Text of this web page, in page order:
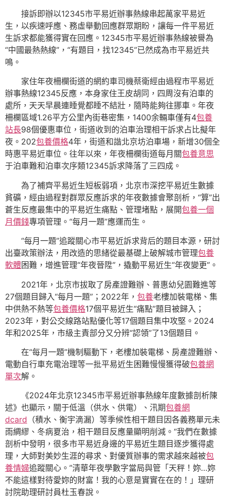
接訴即辦以12345市平易近辦事熱線串起萬家平易近
生，以疾速呼應、務虛舉動回應群眾期盼，讓每一件平易近
生訴求都能獲得實在回應。12345市平易近辦事熱線被譽為
“中國最熱熱線”，“有題目，找12345”已然成為市平易近共
鳴。
家住年夜柵欄街道的網約車司機蔡衛經由過程市平易近
辦事熱線12345反應，本身家住王皮胡同，四周沒有泊車的
處所，天天早晨連睡覺都睡不結壯，隨時能夠往挪車。年夜
柵欄區域1.26平方公里內街巷密集，1400余輛車僅有4包養
站長98個優惠車位，街道收到的泊車治理相干訴求占比擬年
夜。202包養價格4年，街道和諧北京坊泊車場，新增30個全
時惠平易近車位。往年以來，年夜柵欄街道每月關包養意思
于泊車難和泊車次序類12345訴求降落了三四成。
為了補齊平易近生短板弱項，北京市深挖平易近生數據
貧礦，經由過程對群眾反應訴求的年夜數據會聚剖析，“算”出
蒼生反應最集中的平易近生痛點、管理堵點，展開包養一個
月價錢專項管理。“每月一題”應運而生。
“每月一題”追蹤關心市平易近訴求背后的題目本源，研討
出臺政策辦法，用改造的思緒從最基礎上破解城市管理包養
軟體困難，增進管理“年夜晉陞”，撬動平易近生“年夜變更”。
2021年，北京市拔取了房產證難辦、普惠幼兒園難進等
27個題目歸入“每月一題”；2022年， 包養老樓加裝電梯、集
中供熱不熱等包養價格17個平易近生“痛點”題目被歸入；
2023年，對公交線路站點優化等17個題目集中攻堅。2024
年和2025年，市級主責部分又分辨“認領”了13個題目。
在“每月一題”機制驅動下，老樓加裝電梯、房產證難辦、
電動自行車充電治理等一批平易近生困難慢慢獲得破包養網
單次解。
《2024年北京12345市平易近辦事熱線年度數據剖析陳
述》也顯示，關于低溫（供水、供電）、汛期包養網
dcard （積水、衡宇滴漏）等季候性相干題目因各義務單元未
雨綢繆、冬病夏治，相干題目反應量顯明削減。“我們在數據
剖析中發明，很多市平易近身邊的平易近生題目逐步獲得處
理，大師對美妙生涯的尋求、對優質辦事的需求越來越被包
養情婦追蹤關心。”清華年夜學數字當局與管「天秤！妳…妳
不能這樣對待愛妳的財富！我的心意是實實在在的！」理研
討院助理研討員杜玉春說。